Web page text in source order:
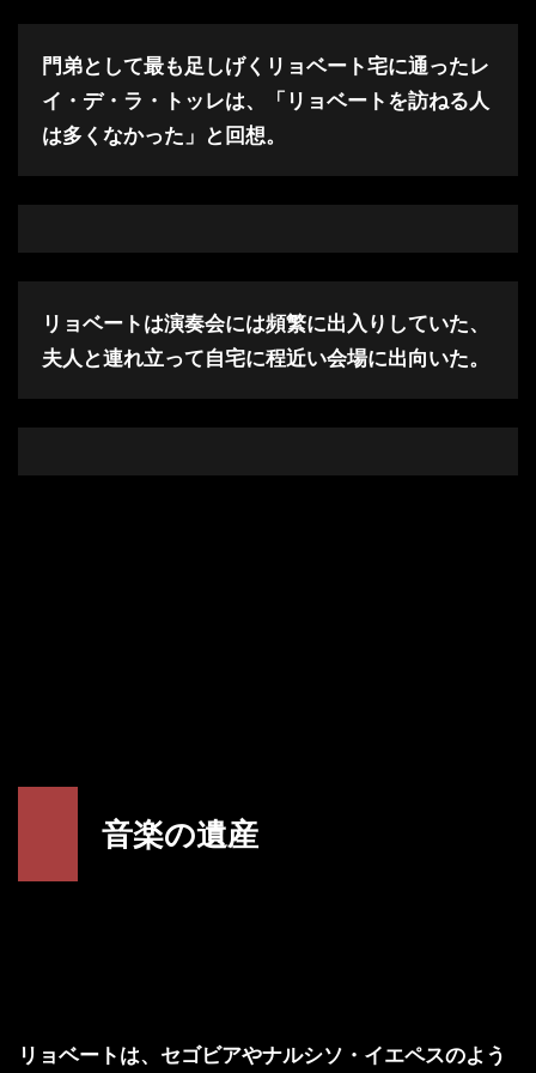
門弟として最も足しげくリョベート宅に通ったレ
イ・デ・ラ・トッレは、「リョベートを訪ねる人
は多くなかった」と回想。
リョベートは演奏会には頻繁に出入りしていた、
夫人と連れ立って自宅に程近い会場に出向いた。
音楽の遺産
リョベートは、セゴビアやナルシソ・イエペスのよう